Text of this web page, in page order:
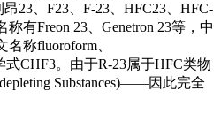
23、F23、F-23、HFC23、HFC-
有Freon 23、Genetron 23等，中
称fluoroform、
式CHF3。由于R-23属于HFC类物
Substances)——因此完全